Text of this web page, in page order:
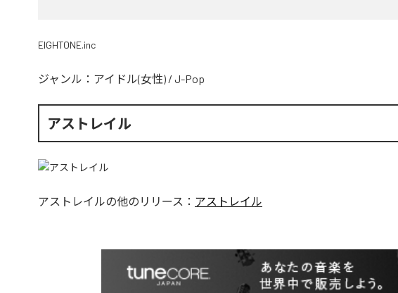
EIGHTONE.inc
ジャンル： アイドル(女性) / J-Pop
アストレイル
アストレイルの他のリリース： アストレイル